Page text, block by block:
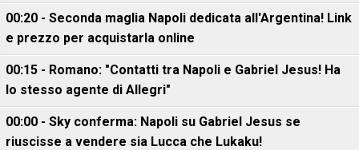
00:20 - Seconda maglia Napoli dedicata all'Argentina! Link
e prezzo per acquistarla online
00:15 - Romano: "Contatti tra Napoli e Gabriel Jesus! Ha
lo stesso agente di Allegri"
00:00 - Sky conferma: Napoli su Gabriel Jesus se
riuscisse a vendere sia Lucca che Lukaku!